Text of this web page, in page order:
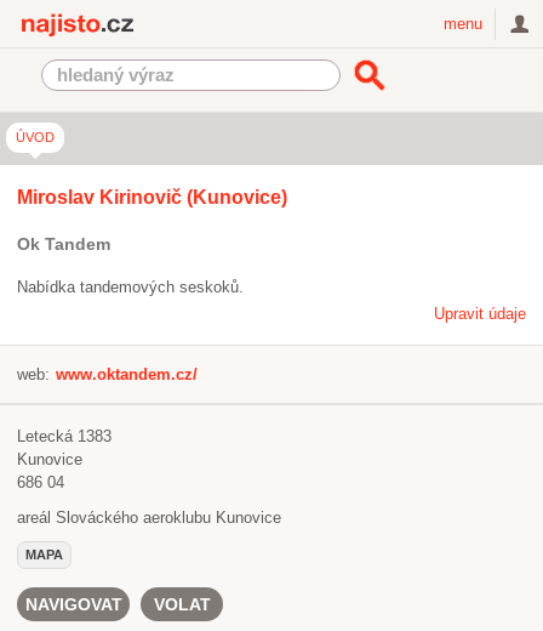
menu
ÚVOD
Miroslav Kirinovič (Kunovice)
Ok Tandem
Nabídka tandemových seskoků.
Upravit údaje
web: www.oktandem.cz/
Letecká 1383
Kunovice
686 04
areál Slováckého aeroklubu Kunovice
MAPA
NAVIGOVAT VOLAT